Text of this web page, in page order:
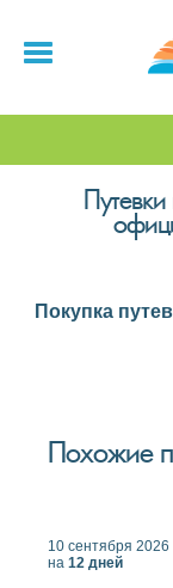
Покупка
Похожие
10 сентября 2026
на 12 дней